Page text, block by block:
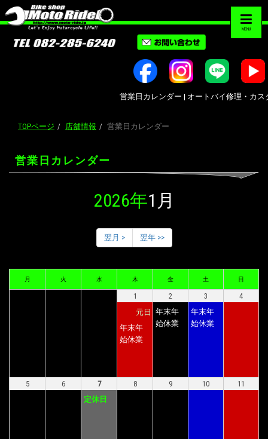
MENU
営業日カレンダー | オートバイ修理・カス
TOPページ 店舗情報 営業日カレンダー
営業日カレンダー
2026年1月
翌月 > 翌年 >>
月 火 水 木 金 土 日
1
元日
年末年
始休業
2
年末年
始休業
3
年末年
始休業
4
5 6
7
定休日
8 9 10 11